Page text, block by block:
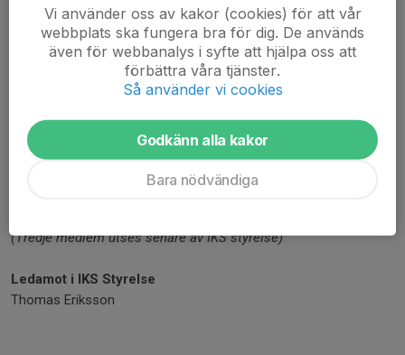
Emma Persson
Revisorer
Arne Andersson (ordinarie)
Lars Gisterå (ordinarie)
Jakob Ekerot (suppleant till Lars)
(Tredje medlem utses senare av IKS styrelse)
Ledamot i IKS Styrelse
Thomas Eriksson
Vi använder oss av kakor (cookies) för att vår
webbplats ska fungera bra för dig. De används
även för webbanalys i syfte att hjälpa oss att
förbättra våra tjänster.
Så använder vi cookies
Godkänn alla kakor
Bara nödvändiga